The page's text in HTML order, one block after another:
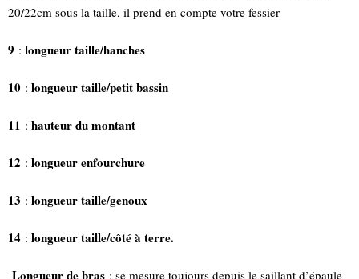
20/22cm sous la taille, il prend en compte votre fessier
9 : longueur taille/hanches
10 : longueur taille/petit bassin
11 : hauteur du montant
12 : longueur enfourchure
13 : longueur taille/genoux
14 : longueur taille/côté à terre.
Longueur de bras : se mesure toujours depuis le saillant d’épaule